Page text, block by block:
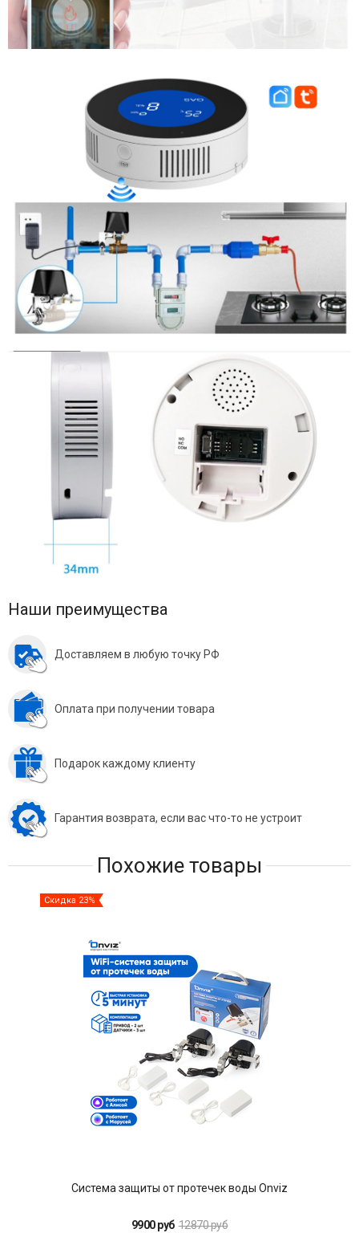
Наши преимущества
Доставляем в любую точку РФ
Оплата при получении товара
Подарок каждому клиенту
Гарантия возврата, если вас что-то не устроит
Похожие товары
Скидка 23%
Система защиты от протечек воды Onviz
9900 руб 12870 руб